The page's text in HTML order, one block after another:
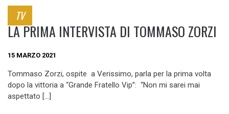
TV
LA PRIMA INTERVISTA DI TOMMASO ZORZI
15 MARZO 2021
Tommaso Zorzi, ospite a Verissimo, parla per la prima volta
dopo la vittoria a “Grande Fratello Vip”: “Non mi sarei mai
aspettato […]